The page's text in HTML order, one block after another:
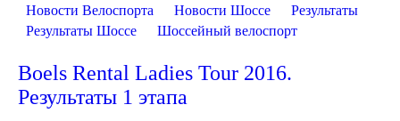
Новости Велоспорта
Новости Шоссе
Результаты
Результаты Шоссе
Шоссейный велоспорт
Boels Rental Ladies Tour 2016.
Результаты 1 этапа